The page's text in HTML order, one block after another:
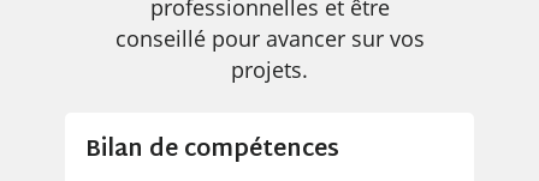
professionnelles et être
conseillé pour avancer sur vos
projets.
Bilan de compétences